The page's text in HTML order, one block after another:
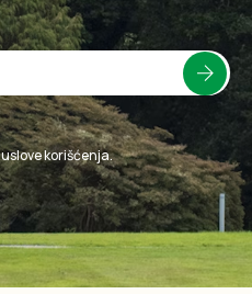
korišćenja.